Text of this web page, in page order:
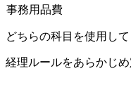
事務用品費
どちらの科目を使用し
経理ルールをあらかじ